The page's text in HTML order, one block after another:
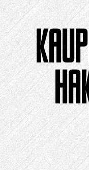
Siirry
sisältöön